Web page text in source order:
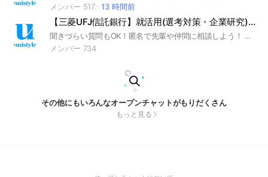
メンバー 517
13 時間前
【三菱UFJ信託銀行】就活用(選考対策・企業研究)グループ
聞きづらい質問もOK！匿名で先輩や仲間に相談しよう！ 就活サイトunistyleが運営する三菱UFJ信託銀行の就活情報(選考対策/企業研究)共有グループです。 #就活 #三菱UFJ信託銀行 #銀行業界 #インターンシップ #本選考 #unistyle #ユニスタイル #面接 #採用 #内定 #ES #エントリーシート #自己分析 #業界研究 #企業研究 #自己PR #ガクチカ #学生時代頑張ったこと #志何望動機 #webテスト #ウェブテスト #GD #グループディスカッション #グルディス #OB訪問 #企業選び #就活対策 #就活準備 #大手企業 #日系企業 ▼unistyleが運営する銀行のオプチャグループ▼ 三菱UFJ銀行 / 三井住友銀行 / みずほフィナンシャルグループ / りそな銀行 / ゆうちょ銀行 / あおぞら銀行 / 新生銀行 / 横浜銀行 / 千葉銀行 / 静岡銀行 / 福岡銀行 / 七十七銀行 / 常陽銀行 / 京都銀行 / イオン銀行 / セブン銀行 / 住信SBIネット銀行 / きらぼし銀行 / オリックス銀行 / PayPay銀行 / ソニー銀行 / 三菱UFJ信託銀行 / 三井住友信託銀行 / SMBC信託銀行 / みずほ信託銀行 / 野村信託銀行 ▼三菱UFJ信託銀行の企業研究はこちらから▼ https://x.gd/q2avK
メンバー 734
その他にもいろんなオープンチャットがもりだくさん
もっと見る